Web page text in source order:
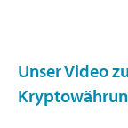
Unser Video